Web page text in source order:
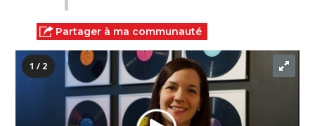
Partager à ma communauté
1 / 2